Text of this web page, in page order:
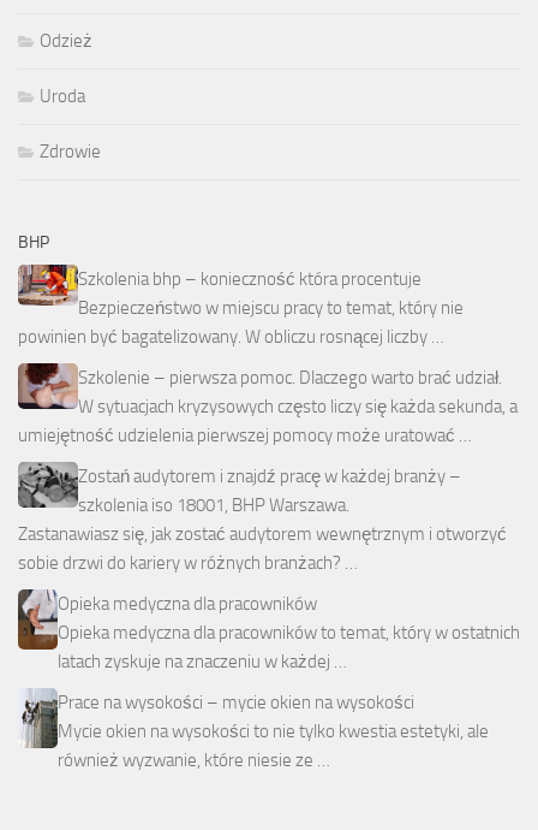
Odzież
Uroda
Zdrowie
BHP
Szkolenia bhp – konieczność która procentuje
Bezpieczeństwo w miejscu pracy to temat, który nie
powinien być bagatelizowany. W obliczu rosnącej liczby …
Szkolenie – pierwsza pomoc. Dlaczego warto brać udział.
W sytuacjach kryzysowych często liczy się każda sekunda, a
umiejętność udzielenia pierwszej pomocy może uratować …
Zostań audytorem i znajdź pracę w każdej branży –
szkolenia iso 18001, BHP Warszawa.
Zastanawiasz się, jak zostać audytorem wewnętrznym i otworzyć
sobie drzwi do kariery w różnych branżach? …
Opieka medyczna dla pracowników
Opieka medyczna dla pracowników to temat, który w ostatnich
latach zyskuje na znaczeniu w każdej …
Prace na wysokości – mycie okien na wysokości
Mycie okien na wysokości to nie tylko kwestia estetyki, ale
również wyzwanie, które niesie ze …